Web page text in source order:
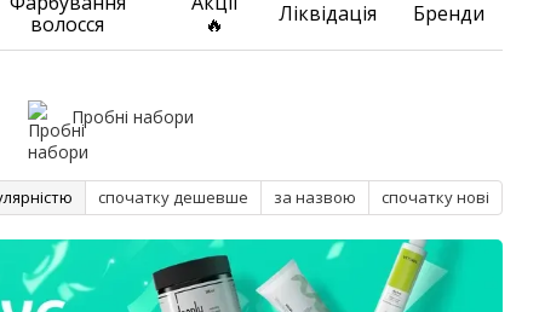
волосся
🔥
Ліквідація Бренди
Пробні набори
спочатку дешевше за назвою спочатку нові